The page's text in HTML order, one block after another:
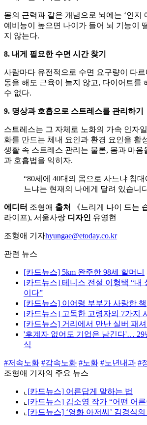
몸의 근력과 같은 개념으로 뇌에는 ‘인지
예비능이 높으면 나이가 들어 뇌 기능이
지 않는다.
8. 내게 필요한 수면 시간 찾기
사람마다 유전적으로 수면 요구량이 다
동을 해도 근육이 늘지 않고, 다이어트를
수 없다.
9. 명상과 호흡으로 스트레스를 관리하기
스트레스는 그 자체로 노화의 가속 인자
화를 만드는 체내 요인과 환경 요인을 활
생활 속 스트레스 관리는 물론, 몸과 마음
과 호흡법을 익히자.
“80세에 40대의 몸으로 사느냐 침
느냐는 현재의 나에게 달려 있습니
에디터 조형애 출처
《느리게 나이 드는
라이프), 서울사랑 디자인 유영현
조형애 기자hyungae@etoday.co.kr
관련 뉴스
[카드뉴스] 5km 완주한 98세 할머니
[카드뉴스] 테니스 전설 이형택 “내
이다”
[카드뉴스] 이어령 부부가 사랑한 책
[카드뉴스] 고독한 고령자의 7가지
[카드뉴스] 거리에서 만난 실버 패
'후계자 없어도 기업은 남긴다'… 29
식
#저속노화 #감속노화 #노화 #노년내과 #
조형애 기자의 주요 뉴스
⌞ [카드뉴스] 어른답게 말하는 법
⌞ [카드뉴스] 김소영 작가 “어떤 어
⌞ [카드뉴스] ‘영화 아저씨’ 김경식